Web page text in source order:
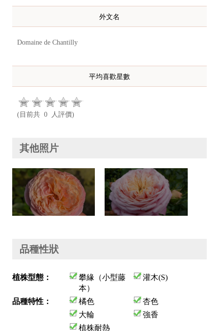
外文名
Domaine de Chantilly
平均喜歡星數
(目前共 0 人評價)
其他照片
品種性狀
植株型態：
攀緣（小型藤
本）
灌木(S)
品種特性： 橘色
杏色
大輪
強香
植株耐熱